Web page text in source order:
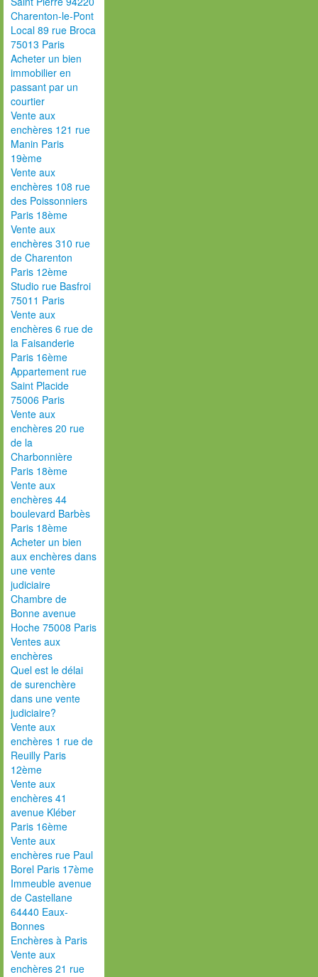
Charenton-le-Pont
Local 89 rue Broca
75013 Paris
Acheter un bien
immobilier en
passant par un
courtier
Vente aux
enchères 121 rue
Manin Paris
19ème
Vente aux
enchères 108 rue
des Poissonniers
Paris 18ème
Vente aux
enchères 310 rue
de Charenton
Paris 12ème
Studio rue Basfroi
75011 Paris
Vente aux
enchères 6 rue de
la Faisanderie
Paris 16ème
Appartement rue
Saint Placide
75006 Paris
Vente aux
enchères 20 rue
de la
Charbonnière
Paris 18ème
Vente aux
enchères 44
boulevard Barbès
Paris 18ème
Acheter un bien
aux enchères dans
une vente
judiciaire
Chambre de
Bonne avenue
Hoche 75008 Paris
Ventes aux
enchères
Quel est le délai
de surenchère
dans une vente
judiciaire?
Vente aux
enchères 1 rue de
Reuilly Paris
12ème
Vente aux
enchères 41
avenue Kléber
Paris 16ème
Vente aux
enchères rue Paul
Borel Paris 17ème
Immeuble avenue
de Castellane
64440 Eaux-
Bonnes
Enchères à Paris
Vente aux
enchères 21 rue